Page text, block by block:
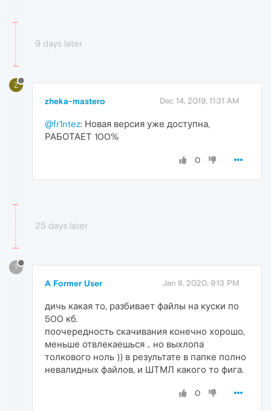
9 days later
Z
zheka-mastero Dec 14, 2019, 11:31 AM
@fr1ntez: Новая версия уже доступна,
РАБОТАЕТ 100%
0
25 days later
?
A Former User Jan 8, 2020, 9:13 PM
дичь какая то, разбивает файлы на куски по
500 кб.
поочередность скачивания конечно хорошо,
меньше отвлекаешься .. но выхлопа
толкового ноль )) в результате в папке полно
невалидных файлов, и ШТМЛ какого то фига.
0